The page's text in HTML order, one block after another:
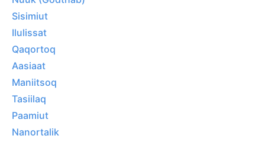
Sisimiut
Ilulissat
Qaqortoq
Aasiaat
Maniitsoq
Tasiilaq
Paamiut
Nanortalik